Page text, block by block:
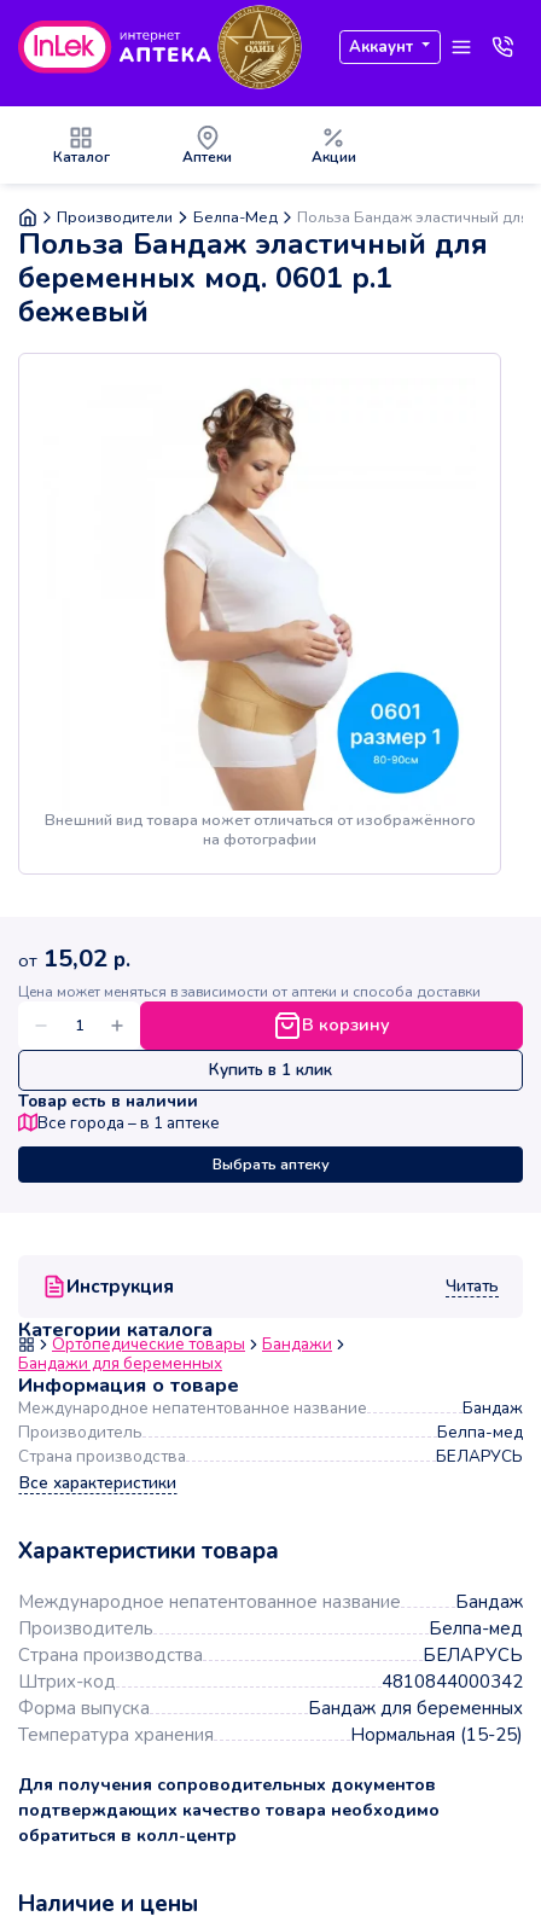
Аккаунт
Каталог Аптеки Акции
Производители Белпа-Мед Польза Бандаж эластичный
Польза Бандаж эластичный для
беременных мод. 0601 р.1
бежевый
Внешний вид товара может отличаться от изображённого
на фотографии
Инструкция Читать
Категории каталога
Ортопедические товары
Бандажи
Бандажи для беременных
Информация о товаре
Международное непатентованное название
Бандаж
Производитель
Белпа-мед
Страна производства
БЕЛАРУСЬ
Все характеристики
Характеристики товара
Международное непатентованное название
Бандаж
Производитель
Белпа-мед
Страна производства
БЕЛАРУСЬ
Штрих-код
4810844000342
Форма выпуска
Бандаж для беременных
Температура хранения
Нормальная (15-25)
Для получения сопроводительных документов
подтверждающих качество товара необходимо
обратиться в колл-центр
от 15,02 р.
Цена может меняться в зависимости от аптеки и способа доставки
В корзину
Купить в 1 клик
Товар есть в наличии
Все города – в 1 аптеке
Выбрать аптеку
Наличие и цены